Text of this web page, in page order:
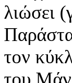
λιώσει
τον